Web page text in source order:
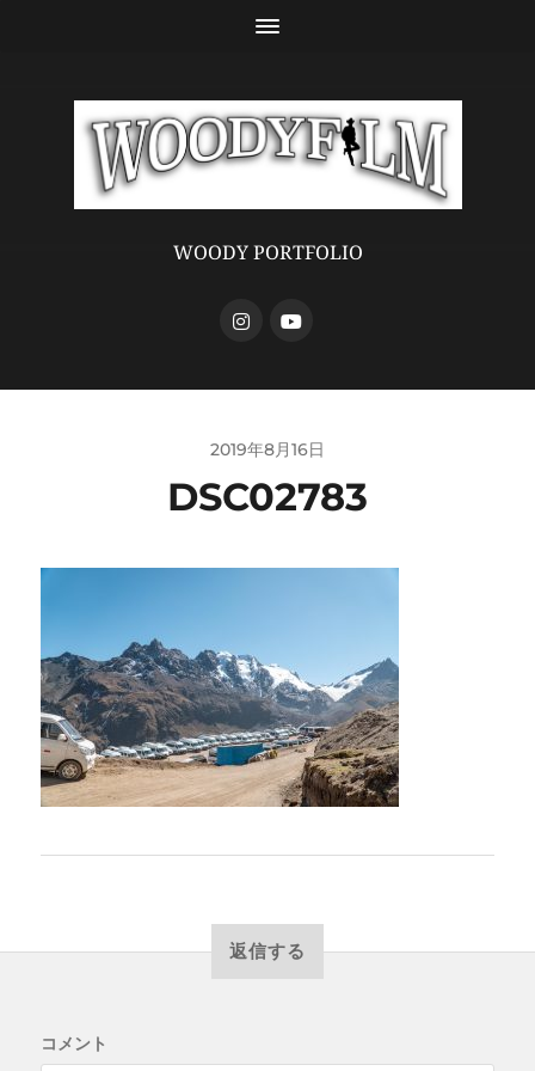
WOODY PORTFOLIO
2019年8月16日
DSC02783
返信する
コメント